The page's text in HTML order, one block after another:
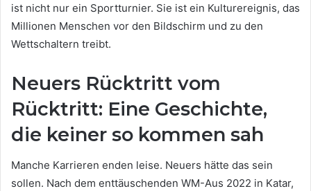
ist nicht nur ein Sportturnier. Sie ist ein Kulturereignis, das
Millionen Menschen vor den Bildschirm und zu den
Wettschaltern treibt.
Neuers Rücktritt vom
Rücktritt: Eine Geschichte,
die keiner so kommen sah
Manche Karrieren enden leise. Neuers hätte das sein
sollen. Nach dem enttäuschenden WM-Aus 2022 in Katar,